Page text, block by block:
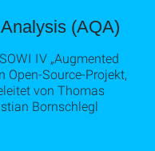
(AQA)
IV „Augmented
Open-Source-Projekt,
von Thomas
Bornschlegl